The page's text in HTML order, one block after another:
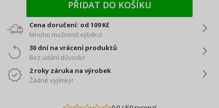
PŘIDAT DO KOŠÍKU
Cena doručení: od 109 Kč
Mnoho možností výběru!
30 dní na vrácení produktů
Bez udání důvodu!
2 roky záruka na výrobek
Žádné vyjímky!